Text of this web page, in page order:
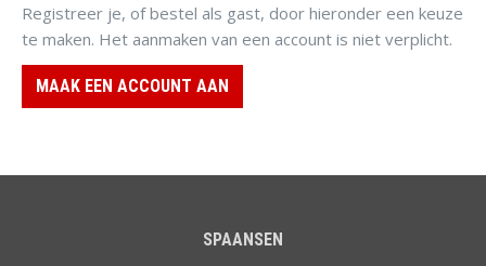
Registreer je, of bestel als gast, door hieronder een keuze
te maken. Het aanmaken van een account is niet verplicht.
MAAK EEN ACCOUNT AAN
SPAANSEN